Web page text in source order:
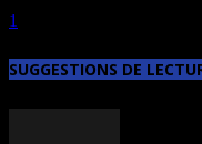
1
SUGGESTIONS DE